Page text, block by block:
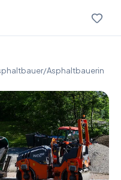
Asphaltbauerin